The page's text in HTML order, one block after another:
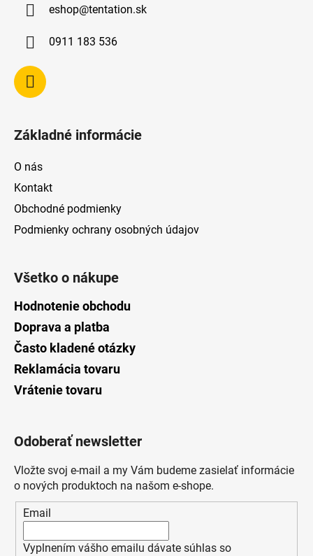
eshop@tentation.sk
0911 183 536
Základné informácie
O nás
Kontakt
Obchodné podmienky
Podmienky ochrany osobných údajov
Všetko o nákupe
Hodnotenie obchodu
Doprava a platba
Často kladené otázky
Reklamácia tovaru
Vrátenie tovaru
Odoberať newsletter
Vložte svoj e-mail a my Vám budeme zasielať informácie
o nových produktoch na našom e-shope.
Email
Vyplnením vášho emailu dávate súhlas so